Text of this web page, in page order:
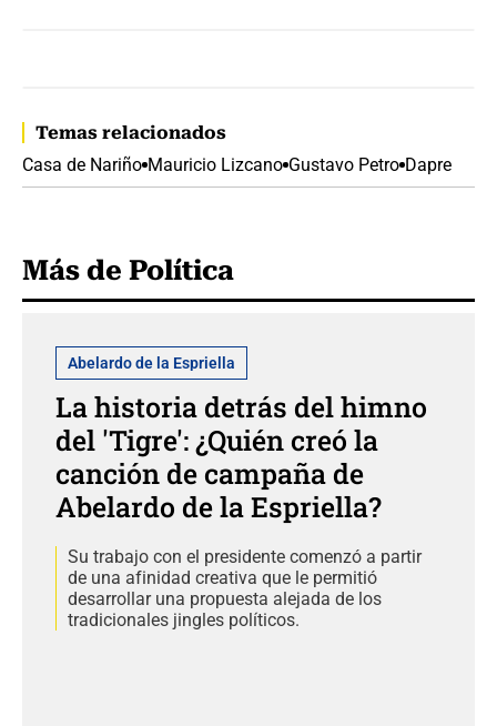
Temas relacionados
Casa de Nariño Mauricio Lizcano Gustavo Petro Dapre
Más de Política
Abelardo de la Espriella
La historia detrás del himno
del 'Tigre': ¿Quién creó la
canción de campaña de
Abelardo de la Espriella?
Su trabajo con el presidente comenzó a partir
de una afinidad creativa que le permitió
desarrollar una propuesta alejada de los
tradicionales jingles políticos.